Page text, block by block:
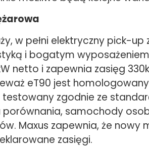
w pełni elektryczny pick-
i bogatym
netto i zapewnia zasięg
eT90 jest
testowany zgodnie ze
porównania, samochody
Maxus zapewnia, że nowy
zasięgi.